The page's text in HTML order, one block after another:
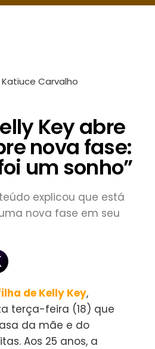
Katiuce Carvalho
Key abre
nova fase:
um sonho”
explicou que está
nova fase em seu
de Kelly Key,
terça-feira (18) que
da mãe e do
Aos 25 anos, a